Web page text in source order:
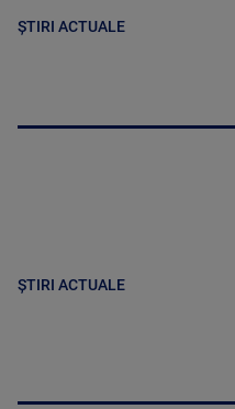
ȘTIRI ACTUALE
ȘTIRI ACTUALE